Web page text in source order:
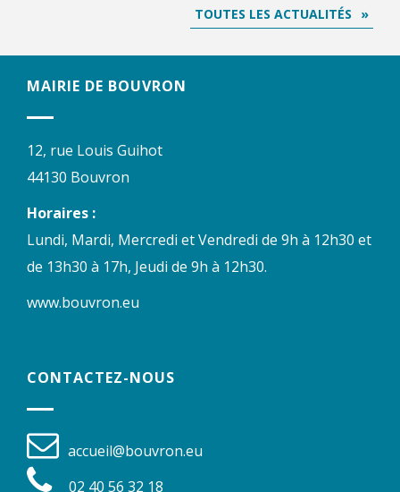
TOUTES LES ACTUALITÉS
MAIRIE DE BOUVRON
12, rue Louis Guihot
44130 Bouvron
Horaires :
Lundi, Mardi, Mercredi et Vendredi de 9h à 12h30 et
de 13h30 à 17h, Jeudi de 9h à 12h30.
www.bouvron.eu
CONTACTEZ-NOUS
accueil@bouvron.eu
02 40 56 32 18